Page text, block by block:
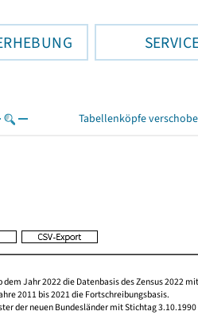
Tabellenköpfe
Jahr 2022 die Datenbasis des Zensus 2022
2011 bis 2021 die Fortschreibungsbasis.
der neuen Bundesländer mit Stichtag